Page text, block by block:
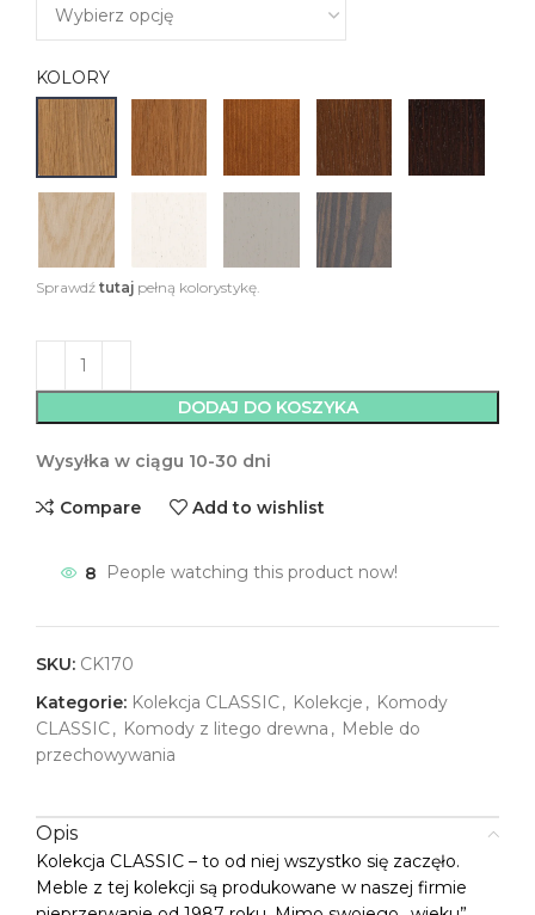
KOLORY
Sprawdź tutaj pełną kolorystykę.
DODAJ DO KOSZYKA
Wysyłka w ciągu 10-30 dni
Compare Add to wishlist
8 People watching this product now!
SKU: CK170
Kategorie: Kolekcja CLASSIC, Kolekcje , Komody
CLASSIC, Komody z litego drewna , Meble do
przechowywania
Opis
Kolekcja CLASSIC – to od niej wszystko się zaczęło.
Meble z tej kolekcji są produkowane w naszej firmie